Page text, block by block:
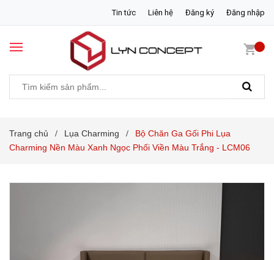
Tin tức Liên hệ Đăng ký Đăng nhập
Trang chủ / Lụa Charming /
Bộ Chăn Ga Gối Phi Lụa
Charming Nền Màu Xanh Ngọc Phối Viền Màu Trắng - LCM06